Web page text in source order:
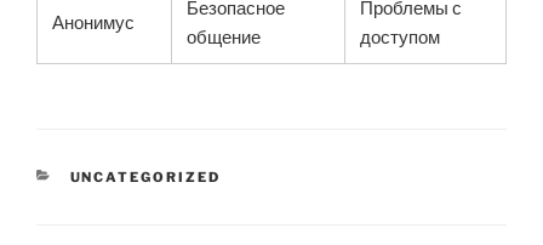
Анонимус
Безопасное
общение
Проблемы с
доступом
CATEGORIES
UNCATEGORIZED